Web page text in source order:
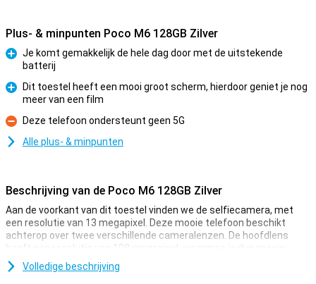
Plus- & minpunten Poco M6 128GB Zilver
Pluspunt
Je komt gemakkelijk de hele dag door met de uitstekende
batterij
Pluspunt
Dit toestel heeft een mooi groot scherm, hierdoor geniet je nog
meer van een film
Minpunt
Deze telefoon ondersteunt geen 5G
Alle plus- & minpunten
Beschrijving van de Poco M6 128GB Zilver
Aan de voorkant van dit toestel vinden we de selfiecamera, met
een resolutie van 13 megapixel. Deze mooie telefoon beschikt
achterop over twee verschillende cameralenzen. De hoofdlens
heeft een resolutie van 108 megapixel, waarmee je dus mooie
foto's schiet. Deze camera gebruik je voor alle normale foto's en
gebruik je dus het vaakst! Ook is er een macrolens, die een resolutie
Volledige beschrijving